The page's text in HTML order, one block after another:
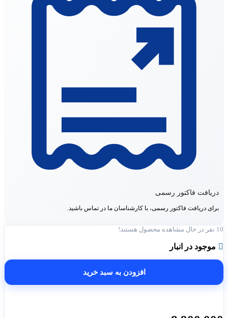
دریافت فاکتور رسمی
برای دریافت فاکتور رسمی، با کارشناسان ما در تماس باشید.
10 نفر در حال مشاهده محصول هستند!
موجود در انبار
افزودن به سبد خرید